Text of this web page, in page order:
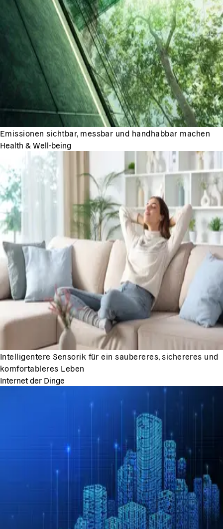
Emissionen sichtbar, messbar und handhabbar machen
Health & Well-being
Intelligentere Sensorik für ein saubereres, sichereres und
komfortableres Leben
Internet der Dinge